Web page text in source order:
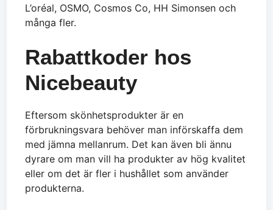
L’oréal, OSMO, Cosmos Co, HH Simonsen och
många fler.
Rabattkoder hos
Nicebeauty
Eftersom skönhetsprodukter är en
förbrukningsvara behöver man införskaffa dem
med jämna mellanrum. Det kan även bli ännu
dyrare om man vill ha produkter av hög kvalitet
eller om det är fler i hushållet som använder
produkterna.